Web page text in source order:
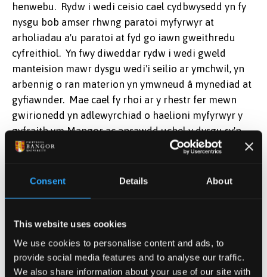
Consent Details About
This website uses cookies
We use cookies to personalise content and ads, to
provide social media features and to analyse our traffic.
We also share information about your use of our site with
henwebu. Rydw i wedi ceisio cael cydbwysedd yn fy
nysgu bob amser rhwng paratoi myfyrwyr at
arholiadau a'u paratoi at fyd go iawn gweithredu
cyfreithiol. Yn fwy diweddar rydw i wedi gweld
manteision mawr dysgu wedi'i seilio ar ymchwil, yn
arbennig o ran materion yn ymwneud â mynediad at
gyfiawnder. Mae cael fy rhoi ar y rhestr fer mewn
gwirionedd yn adlewyrchiad o haelioni myfyrwyr y
gyfraith ym Mangor ac ansawdd uchel y dysgu sy'n
cael ei wneud gan gydweithwyr yn holl feysydd Ysgol
derbyn tair o Gymrodoriaethau Dysgu'r Brifysgol, ac
eleni daeth yn agos i'r brig ym maes Boddhad